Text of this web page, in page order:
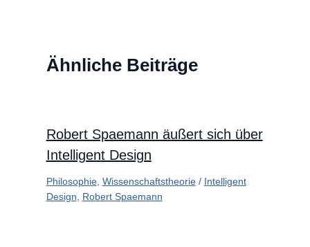
Ähnliche Beiträge
Robert Spaemann äußert sich über
Intelligent Design
Philosophie, Wissenschaftstheorie/ Intelligent
Design
Robert Spaemann